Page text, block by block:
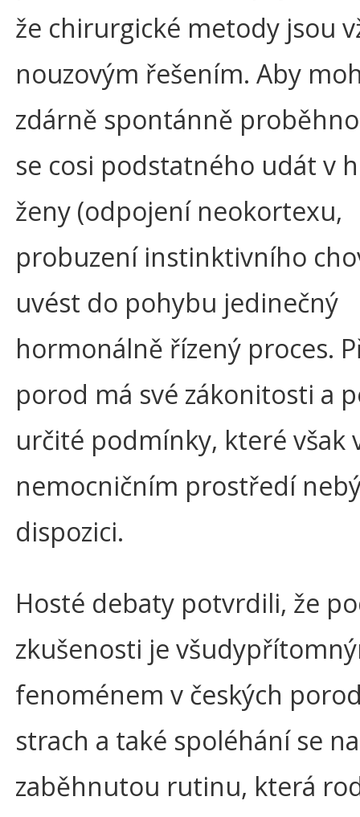
že chirurgické metody jsou
nouzovým řešením. Aby
zdárně spontánně
se cosi podstatného udát v
ženy (odpojení neokortexu,
probuzení instinktivního
uvést do pohybu jedinečný
hormonálně řízený proces.
porod má své zákonitosti a
určité podmínky, které však
nemocničním prostředí
dispozici.
Hosté debaty potvrdili, že
zkušenosti je
fenoménem v českých
strach a také spoléhání se na
zaběhnutou rutinu, která